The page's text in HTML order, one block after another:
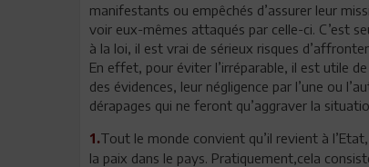
manifestants ou empêchés d’assurer leur
voir eux-mêmes attaqués par celle-ci. C’est
à la loi, il est vrai de sérieux risques
En effet, pour éviter l’irréparable, il est utile
des évidences, leur négligence par l’une ou
dérapages qui ne feront qu’aggraver la
1.Tout le monde convient qu’il revient à
la paix dans le pays. Pratiquement,cela